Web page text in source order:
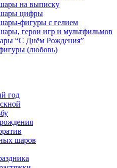
на выписку
цифры
фигуры с гелием
герои игр и мультфильмов
“С Днём Рождения”
(любовь)
год
шаров